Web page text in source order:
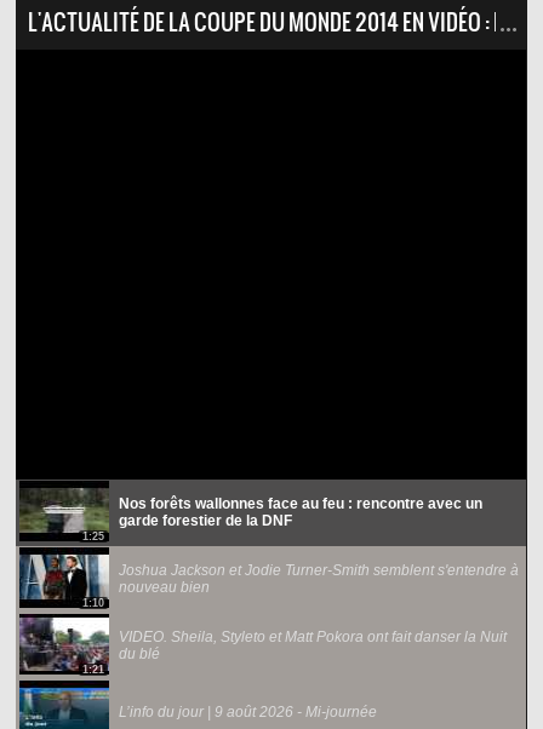
L'ACTUALITÉ DE LA COUPE DU MONDE 2014 EN VIDÉO : NOS
1:25
Nos forêts wallonnes face au feu : rencontre avec un
garde forestier de la DNF
1:10
Joshua Jackson et Jodie Turner-Smith semblent s'entendre à
nouveau bien
1:21
VIDEO. Sheila, Styleto et Matt Pokora ont fait danser la Nuit
du blé
L’info du jour | 9 août 2026 - Mi-journée